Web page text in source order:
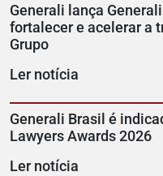
Generali lança
fortalecer e acelerar a
Grupo
Ler notícia
Generali Brasil é
Lawyers Awards 2026
Ler notícia